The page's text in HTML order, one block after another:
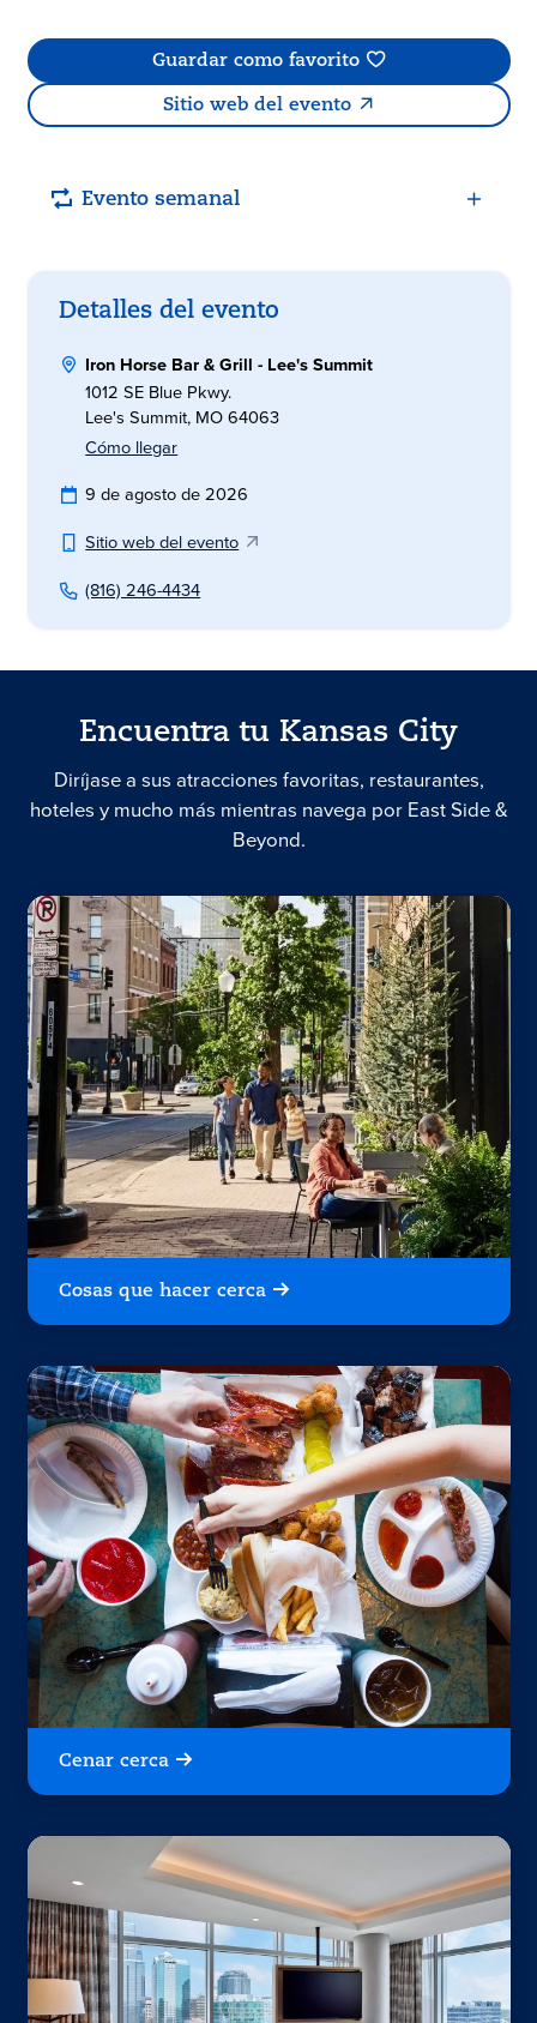
Guardar como favorito
Sitio web del evento
Evento semanal
Detalles del evento
Iron Horse Bar & Grill - Lee's Summit
1012 SE Blue Pkwy.
Lee's Summit, MO 64063
Cómo llegar
9 de agosto de 2026
Sitio web del evento
(816) 246-4434
Encuentra tu Kansas City
Diríjase a sus atracciones favoritas, restaurantes,
hoteles y mucho más mientras navega por East Side &
Beyond.
Cosas que hacer cerca
Cenar cerca